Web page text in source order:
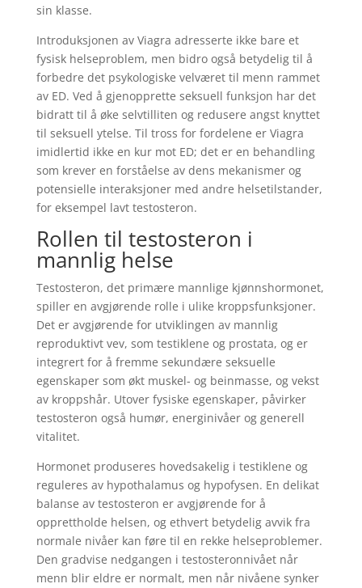
sin klasse.
Introduksjonen av Viagra adresserte ikke bare et
fysisk helseproblem, men bidro også betydelig til å
forbedre det psykologiske velværet til menn rammet
av ED. Ved å gjenopprette seksuell funksjon har det
bidratt til å øke selvtilliten og redusere angst knyttet
til seksuell ytelse. Til tross for fordelene er Viagra
imidlertid ikke en kur mot ED; det er en behandling
som krever en forståelse av dens mekanismer og
potensielle interaksjoner med andre helsetilstander,
for eksempel lavt testosteron.
Rollen til testosteron i
mannlig helse
Testosteron, det primære mannlige kjønnshormonet,
spiller en avgjørende rolle i ulike kroppsfunksjoner.
Det er avgjørende for utviklingen av mannlig
reproduktivt vev, som testiklene og prostata, og er
integrert for å fremme sekundære seksuelle
egenskaper som økt muskel- og beinmasse, og vekst
av kroppshår. Utover fysiske egenskaper, påvirker
testosteron også humør, energinivåer og generell
vitalitet.
Hormonet produseres hovedsakelig i testiklene og
reguleres av hypothalamus og hypofysen. En delikat
balanse av testosteron er avgjørende for å
opprettholde helsen, og ethvert betydelig avvik fra
normale nivåer kan føre til en rekke helseproblemer.
Den gradvise nedgangen i testosteronnivået når
menn blir eldre er normalt, men når nivåene synker